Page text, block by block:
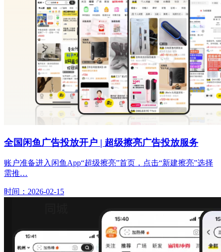
全国闲鱼广告投放开户 | 超级擦亮广告投放服务
账户准备进入闲鱼App“超级擦亮”首页，点击“新建擦亮”选择
需推…
时间：2026-02-15